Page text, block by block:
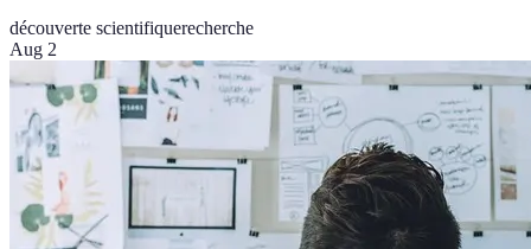
découverte scientifiquerecherche
Aug 2